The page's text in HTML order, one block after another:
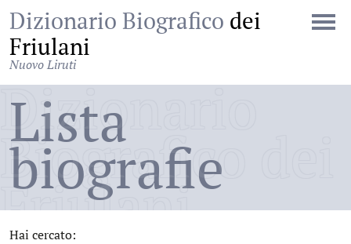
Dizionario Biografico dei
Friulani
Nuovo Liruti
Dizionario
Biografico dei
Friulani
Lista
biografie
Hai cercato: